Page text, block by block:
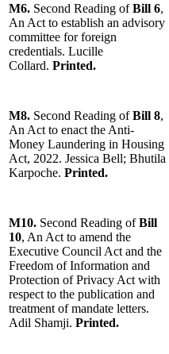
M6. Second Reading ofBill 6,
An Act to establish an advisory
committee for foreign
credentials. Lucille
Collard. Printed.
M8. Second Reading ofBill 8,
An Act to enact the Anti-
Money Laundering in Housing
Act, 2022. Jessica Bell; Bhutila
Karpoche. Printed.
M10. Second Reading ofBill
10, An Act to amend the
Executive Council Act and the
Freedom of Information and
Protection of Privacy Act with
respect to the publication and
treatment of mandate letters.
Adil Shamji. Printed.